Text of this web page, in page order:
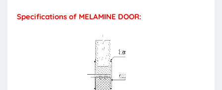
Specifications of MELAMINE DOOR: